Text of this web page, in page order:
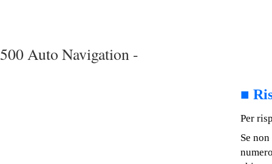
500 Auto Navigation -
■
Per
Se